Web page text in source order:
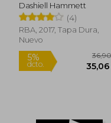
Dashiell Hammett
(4)
RBA, 2017, Tapa Dura,
Nuevo